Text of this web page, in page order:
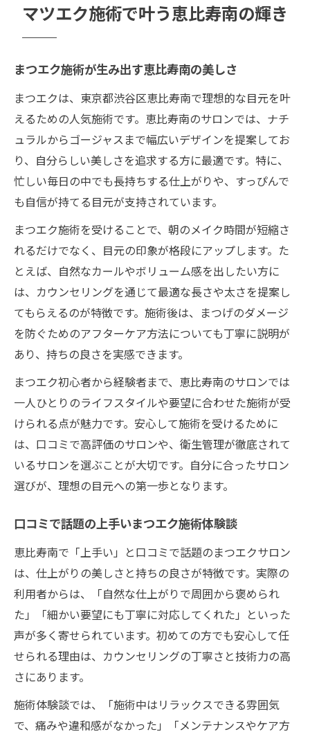
マツエク施術で叶う恵比寿南の輝き
まつエク施術が生み出す恵比寿南の美しさ
まつエクは、東京都渋谷区恵比寿南で理想的な目元を叶
えるための人気施術です。恵比寿南のサロンでは、ナチ
ュラルからゴージャスまで幅広いデザインを提案してお
り、自分らしい美しさを追求する方に最適です。特に、
忙しい毎日の中でも長持ちする仕上がりや、すっぴんで
も自信が持てる目元が支持されています。
まつエク施術を受けることで、朝のメイク時間が短縮さ
れるだけでなく、目元の印象が格段にアップします。た
とえば、自然なカールやボリューム感を出したい方に
は、カウンセリングを通じて最適な長さや太さを提案し
てもらえるのが特徴です。施術後は、まつげのダメージ
を防ぐためのアフターケア方法についても丁寧に説明が
あり、持ちの良さを実感できます。
まつエク初心者から経験者まで、恵比寿南のサロンでは
一人ひとりのライフスタイルや要望に合わせた施術が受
けられる点が魅力です。安心して施術を受けるために
は、口コミで高評価のサロンや、衛生管理が徹底されて
いるサロンを選ぶことが大切です。自分に合ったサロン
選びが、理想の目元への第一歩となります。
口コミで話題の上手いまつエク施術体験談
恵比寿南で「上手い」と口コミで話題のまつエクサロン
は、仕上がりの美しさと持ちの良さが特徴です。実際の
利用者からは、「自然な仕上がりで周囲から褒められ
た」「細かい要望にも丁寧に対応してくれた」といった
声が多く寄せられています。初めての方でも安心して任
せられる理由は、カウンセリングの丁寧さと技術力の高
さにあります。
施術体験談では、「施術中はリラックスできる雰囲気
で、痛みや違和感がなかった」「メンテナンスやケア方